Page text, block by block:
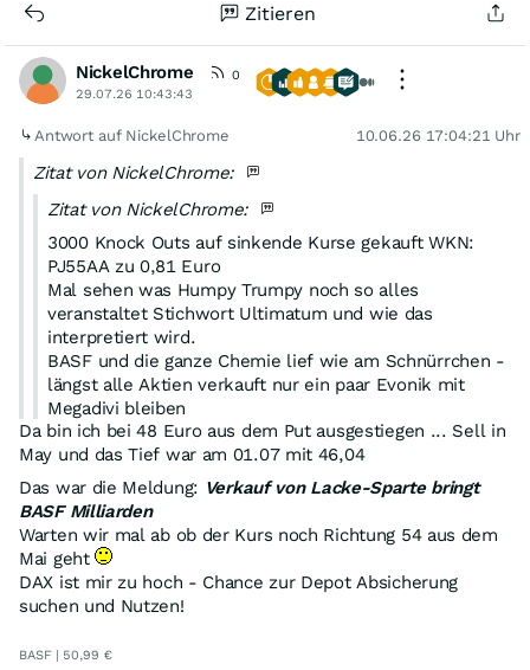
Zitieren
NickelChrome
0
29.07.26 10:43:43
Antwort auf NickelChrome 10.06.26 17:04:21 Uhr
Zitat von NickelChrome:
Zitat von NickelChrome:
3000 Knock Outs auf sinkende Kurse gekauft WKN:
PJ55AA zu 0,81 Euro
Mal sehen was Humpy Trumpy noch so alles
veranstaltet Stichwort Ultimatum und wie das
interpretiert wird.
BASF und die ganze Chemie lief wie am Schnürrchen -
längst alle Aktien verkauft nur ein paar Evonik mit
Megadivi bleiben
Auch den gerade verkauft zu glatt 1 Euro.
Da bin ich bei 48 Euro aus dem Put ausgestiegen ... Sell in
May und das Tief war am 01.07 mit 46,04
Das war die Meldung: Verkauf von Lacke-Sparte bringt
BASF Milliarden
Warten wir mal ab ob der Kurs noch Richtung 54 aus dem
Mai geht
DAX ist mir zu hoch - Chance zur Depot Absicherung
suchen und Nutzen!
BASF | 50,99 €